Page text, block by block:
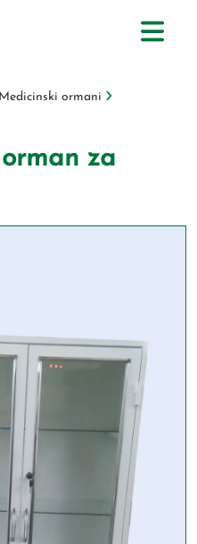
Medicinski ormani
za